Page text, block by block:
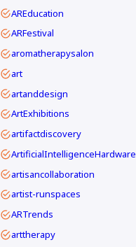
AREducation
ARFestival
aromatherapysalon
art
artanddesign
ArtExhibitions
artifactdiscovery
ArtificialIntelligenceHardware
artisancollaboration
artist-runspaces
ARTrends
arttherapy